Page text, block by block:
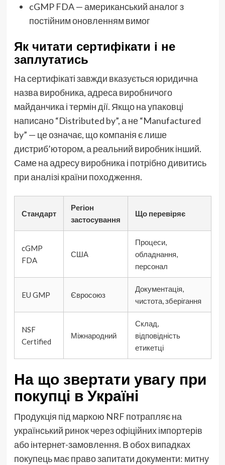
cGMP FDA — американський аналог з
постійним оновленням вимог
Як читати сертифікати і не
заплутатись
На сертифікаті завжди вказується юридична
назва виробника, адреса виробничого
майданчика і термін дії. Якщо на упаковці
написано “Distributed by”, а не “Manufactured
by” — це означає, що компанія є лише
дистриб’ютором, а реальний виробник інший.
Саме на адресу виробника і потрібно дивитись
при аналізі країни походження.
Стандарт
Регіон
застосування
Що перевіряє
cGMP
FDA
США
Процеси,
обладнання,
персонал
EU GMP Євросоюз
Документація,
чистота, зберігання
NSF
Certified
Міжнародний
Склад,
відповідність
етикетці
На що звертати увагу при
покупці в Україні
Продукція під маркою NRF потрапляє на
український ринок через офіційних імпортерів
або інтернет-замовлення. В обох випадках
покупець має право запитати документи: митну